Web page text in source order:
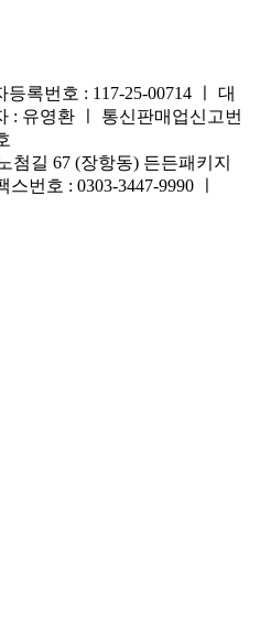
록번호 : 117-25-00714 ㅣ 대
: 유영환 ㅣ 통신판매업신고번
첨길 67 (장항동) 든든패키지
번호 : 0303-3447-9990 ㅣ